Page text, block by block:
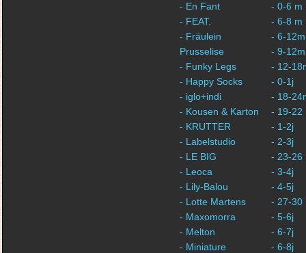
- En Fant
- FEAT.
- Fräulein
Prusselise
- Funky Legs
- Happy Socks
- iglo+indi
- Kousen & Karton
- KRUTTER
- Labelstudio
- LE BIG
- Leoca
- Lily-Balou
- Lotte Martens
- Maxomorra
- Melton
- Miniature
- 0-6 m
- 6-8 m
- 6-12m
- 9-12m
- 12-
- 0-1j
- 18-
- 19-22
- 1-2j
- 2-3j
- 23-26
- 3-4j
- 4-5j
- 27-30
- 5-6j
- 6-7j
- 6-8j